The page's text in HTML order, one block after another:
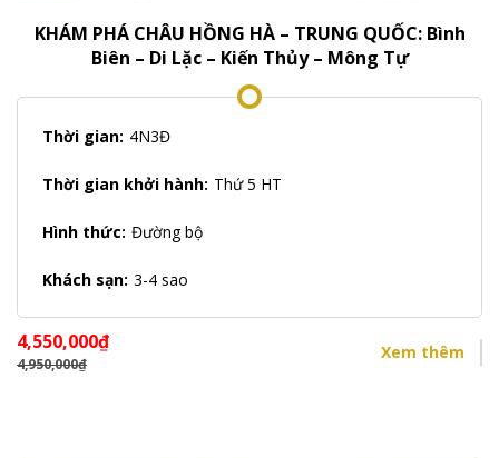
KHÁM PHÁ CHÂU HỒNG HÀ – TRUNG QUỐC: Bình
Biên – Di Lặc – Kiến Thủy – Mông Tự
Thời gian: 4N3Đ
Thời gian khởi hành: Thứ 5 HT
Hình thức: Đường bộ
Khách sạn: 3-4 sao
4,550,000₫
4,950,000₫
Xem thêm